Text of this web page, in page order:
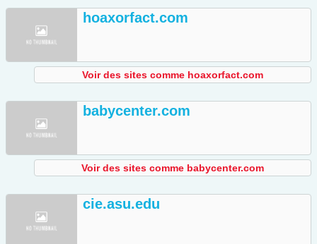
hoaxorfact.com
Voir des sites comme hoaxorfact.com
babycenter.com
Voir des sites comme babycenter.com
cie.asu.edu